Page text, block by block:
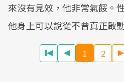
來沒有見效，他非常氣餒。
他身上可以說從不曾真正啟
1 2